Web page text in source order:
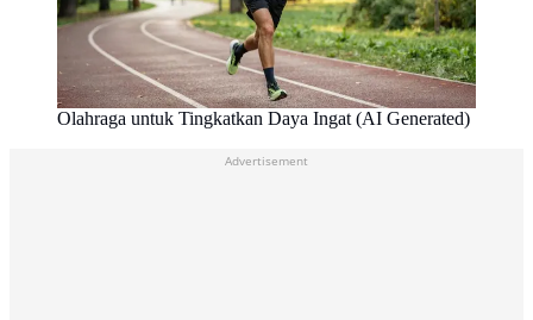
Olahraga untuk Tingkatkan Daya Ingat (AI Generated)